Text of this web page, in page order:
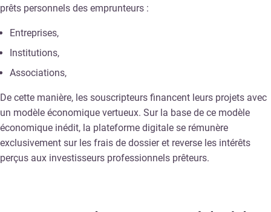
prêts personnels des emprunteurs :
Entreprises,
Institutions,
Associations,
De cette manière, les souscripteurs financent leurs projets avec
un modèle économique vertueux. Sur la base de ce modèle
économique inédit, la plateforme digitale se rémunère
exclusivement sur les frais de dossier et reverse les intérêts
perçus aux investisseurs professionnels prêteurs.